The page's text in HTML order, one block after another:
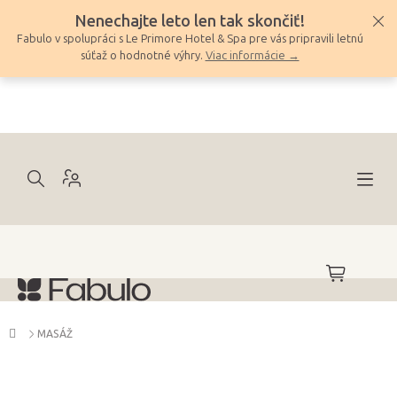
obsah
Nenechajte leto len tak skončiť!
Fabulo v spolupráci s Le Primore Hotel & Spa pre vás pripravili letnú
súťaž o hodnotné výhry. Viac informácie →
NÁKUPNÝ
KOŠÍK
Domov
MASÁŽ